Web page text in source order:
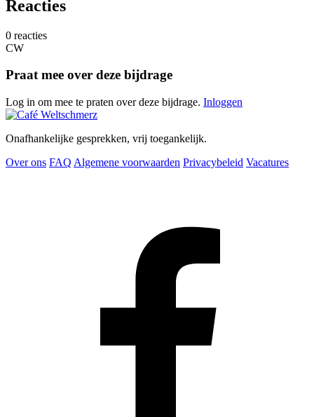
Reacties
0 reacties
CW
Praat mee over deze bijdrage
Log in om mee te praten over deze bijdrage. Inloggen
Onafhankelijke gesprekken, vrij toegankelijk.
Over ons FAQ Algemene voorwaarden Privacybeleid Vacatures